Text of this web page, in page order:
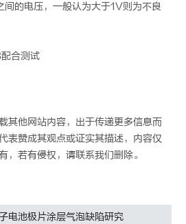
间的电压，一般认为大于1V则为不良
合测试
其他网站内容，出于传递更多信息而
表赞成其观点或证实其描述，内容仅
，若有侵权，请联系我们删除。
电池极片涂层气泡缺陷研究